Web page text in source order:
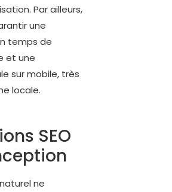
Par ailleurs,
une
temps de
et une
sur mobile, très
locale.
SEO
ne